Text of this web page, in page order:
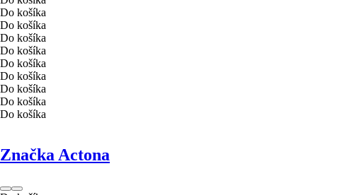
Do košíka
Do košíka
Do košíka
Do košíka
Do košíka
Do košíka
Do košíka
Do košíka
Do košíka
Značka Actona